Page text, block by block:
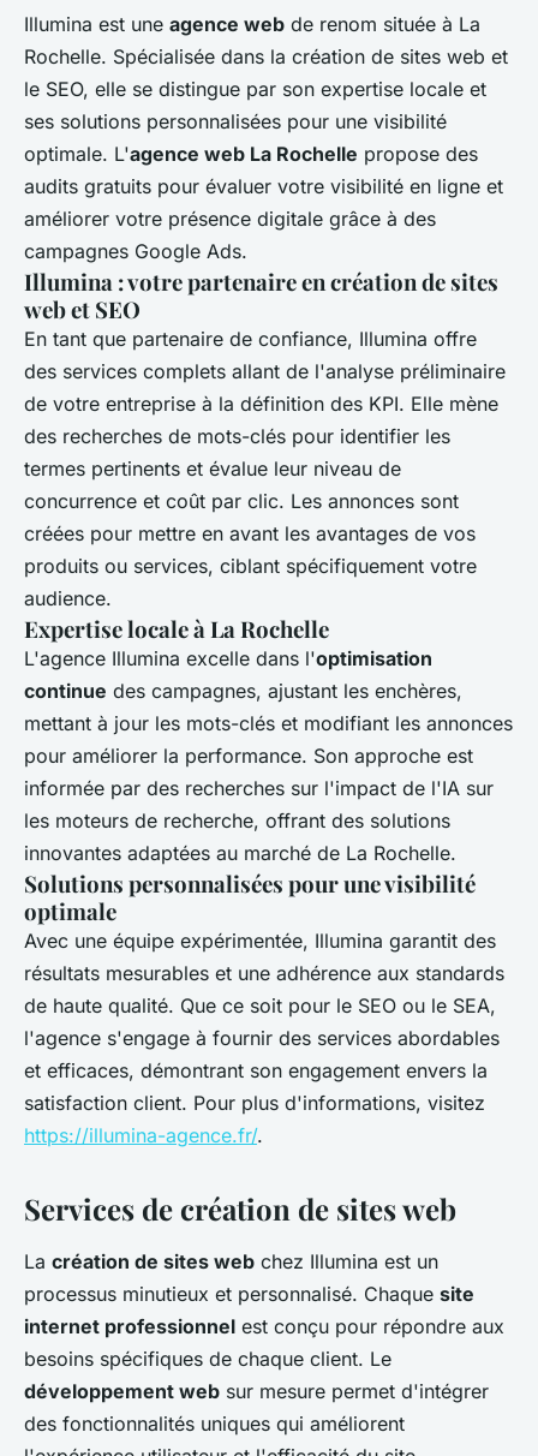
Illumina est une agence web de renom située à La
Rochelle. Spécialisée dans la création de sites web et
le SEO, elle se distingue par son expertise locale et
ses solutions personnalisées pour une visibilité
optimale. L'agence web La Rochelle propose des
audits gratuits pour évaluer votre visibilité en ligne et
améliorer votre présence digitale grâce à des
campagnes Google Ads.
Illumina : votre partenaire en création de sites
web et SEO
En tant que partenaire de confiance, Illumina offre
des services complets allant de l'analyse préliminaire
de votre entreprise à la définition des KPI. Elle mène
des recherches de mots-clés pour identifier les
termes pertinents et évalue leur niveau de
concurrence et coût par clic. Les annonces sont
créées pour mettre en avant les avantages de vos
produits ou services, ciblant spécifiquement votre
audience.
Expertise locale à La Rochelle
L'agence Illumina excelle dans l'optimisation
continue des campagnes, ajustant les enchères,
mettant à jour les mots-clés et modifiant les annonces
pour améliorer la performance. Son approche est
informée par des recherches sur l'impact de l'IA sur
les moteurs de recherche, offrant des solutions
innovantes adaptées au marché de La Rochelle.
Solutions personnalisées pour une visibilité
optimale
Avec une équipe expérimentée, Illumina garantit des
résultats mesurables et une adhérence aux standards
de haute qualité. Que ce soit pour le SEO ou le SEA,
l'agence s'engage à fournir des services abordables
et efficaces, démontrant son engagement envers la
satisfaction client. Pour plus d'informations, visitez
https://illumina-agence.fr/.
Services de création de sites web
La création de sites web chez Illumina est un
processus minutieux et personnalisé. Chaque site
internet professionnel est conçu pour répondre aux
besoins spécifiques de chaque client. Le
développement web sur mesure permet d'intégrer
des fonctionnalités uniques qui améliorent